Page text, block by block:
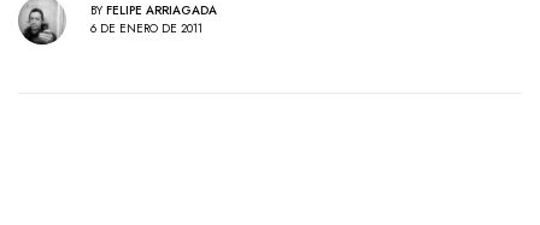
BY FELIPE ARRIAGADA
6 DE ENERO DE 2011